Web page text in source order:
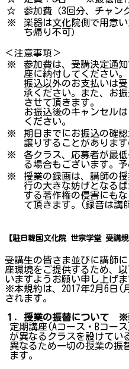
☆
参加費（3回分、チャン
※
楽器は文化院側で用意
ち帰り不可）
＜注意事項＞
※
参加費は、受講決定通
座に納付してください。
振込以外のお支払いは
承ください。また、お
させて頂きます。
お振込後のキャンセル
ください。
※
期日までにお振込の確
譲りすることがありま
※
各クラス、応募者が最
る場合もございます。予
※
授業の録画は、講師の
行の大きな妨げとなる
する著作権の侵害にも
て頂きます。(録音は講
【駐日韓国文化院 世宗学堂 受講規
受講生の皆さま並びに講師
座環境をご提供するため、
いますようお願い申し上げま
※本規約は、2017年2月6日(
されます。
１．授業の振替について ※
定期講座(Aコース・Bコー
が異なるクラスを設けてい
異なるため一切の授業の振
ます。